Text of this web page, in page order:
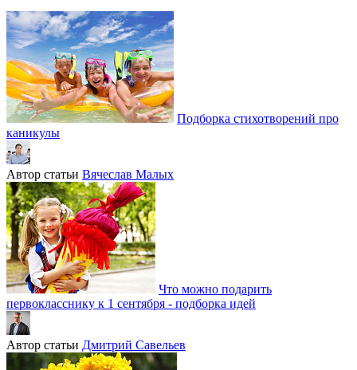
Подборка стихотворений про
каникулы
Автор статьи Вячеслав Малых
Что можно подарить
первокласснику к 1 сентября - подборка идей
Автор статьи Дмитрий Савельев